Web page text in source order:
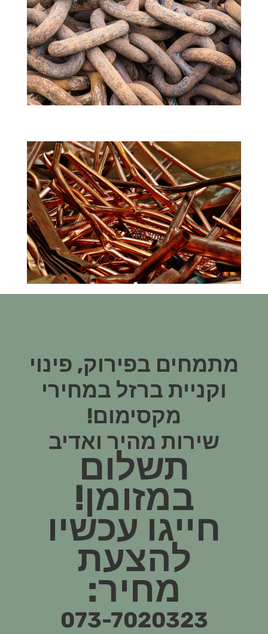
מתמחים בפירוק, פינוי
וקניית ברזל במחירי
מקסימום!
שירות מהיר ואדיב
תשלום
במזומן!
חייגו עכשיו
להצעת
מחיר:
073-7020323